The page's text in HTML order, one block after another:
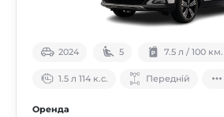
2024 5 7.5 л / 100 км.
1.5 л 114 к.с. Передній
Оренда